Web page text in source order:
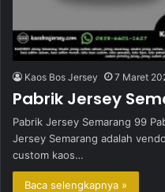
Kaos Bos Jersey 7 Maret
Pabrik Jersey
Pabrik Jersey Semarang 99
Jersey Semarang adalah
custom kaos…
Baca selengkapnya »